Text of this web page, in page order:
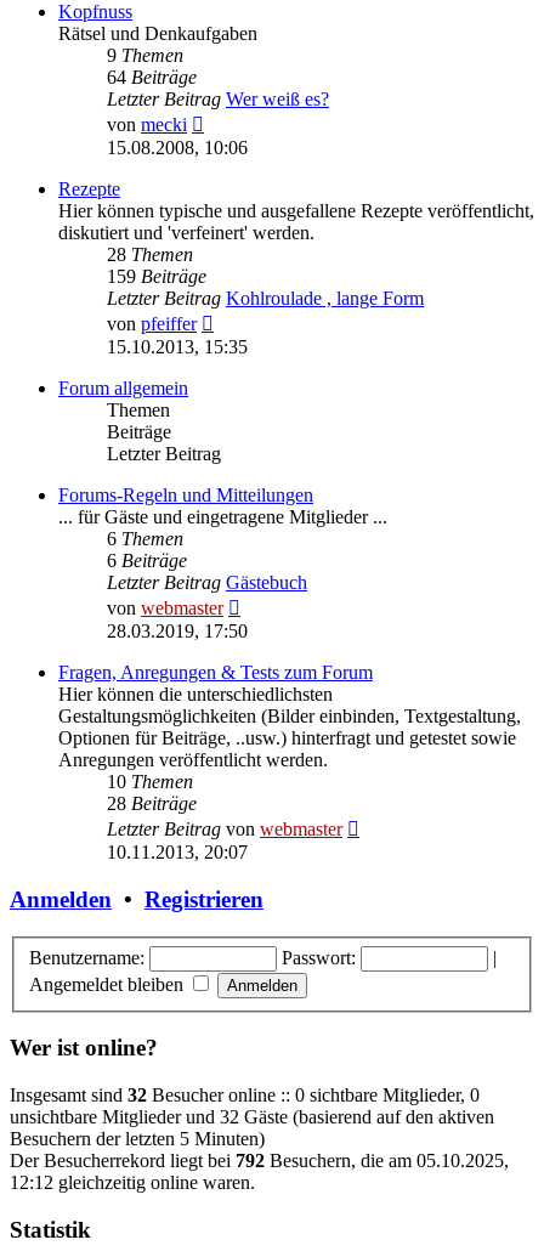
Kopfnuss
Rätsel und Denkaufgaben
9 Themen
64 Beiträge
Letzter Beitrag Wer weiß es?
von mecki
Beitrag
15.08.2008, 10:06
Rezepte
Hier können typische und ausgefallene Rezepte veröffentlicht,
diskutiert und 'verfeinert' werden.
28 Themen
159 Beiträge
Letzter Beitrag Kohlroulade , lange Form
von pfeiffer
Beitrag
15.10.2013, 15:35
Forum allgemein
Themen
Beiträge
Letzter Beitrag
Forums-Regeln und Mitteilungen
... für Gäste und eingetragene Mitglieder ...
6 Themen
6 Beiträge
Letzter Beitrag Gästebuch
von webmaster
Beitrag
28.03.2019, 17:50
Fragen, Anregungen & Tests zum Forum
Hier können die unterschiedlichsten
Gestaltungsmöglichkeiten (Bilder einbinden, Textgestaltung,
Optionen für Beiträge, ..usw.) hinterfragt und getestet sowie
Anregungen veröffentlicht werden.
10 Themen
28 Beiträge
Letzter Beitrag von webmaster
10.11.2013, 20:07
Anmelden • Registrieren
Benutzername: Passwort:
|
Angemeldet bleiben
Wer ist online?
Insgesamt sind 32 Besucher online :: 0 sichtbare Mitglieder, 0
unsichtbare Mitglieder und 32 Gäste (basierend auf den aktiven
Besuchern der letzten 5 Minuten)
Der Besucherrekord liegt bei 792 Besuchern, die am 05.10.2025,
12:12 gleichzeitig online waren.
Statistik